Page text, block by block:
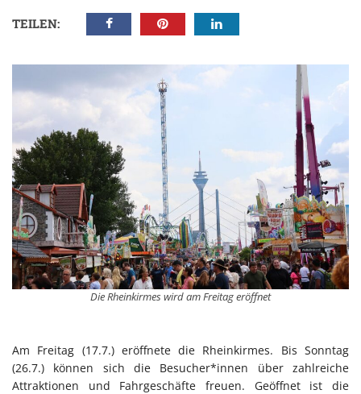
TEILEN:
Die Rheinkirmes wird am Freitag eröffnet
Am Freitag (17.7.) eröffnete die Rheinkirmes. Bis Sonntag
(26.7.) können sich die Besucher*innen über zahlreiche
Attraktionen und Fahrgeschäfte freuen. Geöffnet ist die